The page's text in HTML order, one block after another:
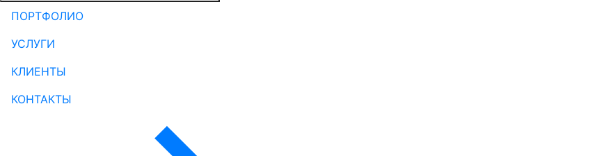
ПОРТФОЛИО
УСЛУГИ
КЛИЕНТЫ
КОНТАКТЫ